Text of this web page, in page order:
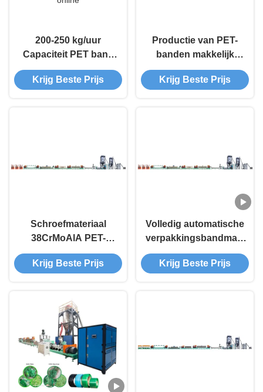
200-250 kg/uur
Capaciteit PET band
maken machine
Maximaliseer uw
Krijg Beste Prijs
Productie van PET-
banden makkelijk
gemaakt met 200-650
kg/h polyesterbanden
Krijg Beste Prijs
Schroefmateriaal
38CrMoAlA PET-
bandmachine met
gegarandeerde
Krijg Beste Prijs
Volledig automatische
verpakkingsbandmachine
Plastic PET
bandmachine
Krijg Beste Prijs